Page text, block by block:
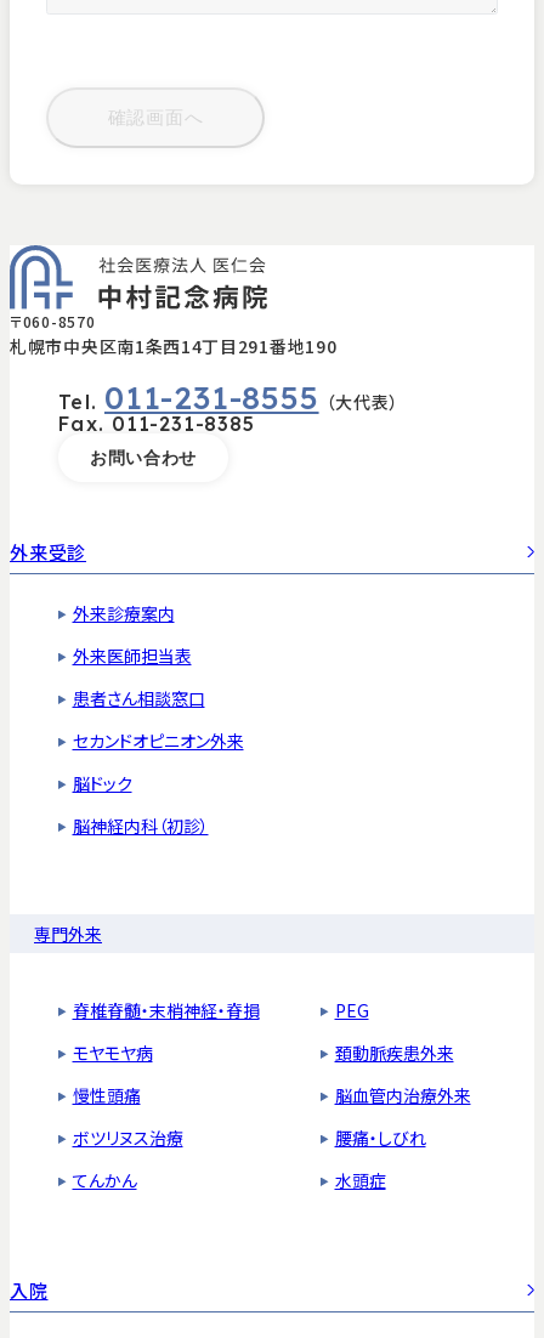
〒060-8570
札幌市中央区南1条西14丁目291番地190
Tel. 011-231-8555 （大代表）
Fax. 011-231-8385
お問い合わせ
外来受診
外来診療案内
外来医師担当表
患者さん相談窓口
セカンドオピニオン外来
脳ドック
脳神経内科（初診）
専門外来
脊椎脊髄・末梢神経・脊損
モヤモヤ病
慢性頭痛
ボツリヌス治療
てんかん
PEG
頚動脈疾患外来
脳血管内治療外来
腰痛・しびれ
水頭症
入院